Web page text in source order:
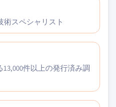
スペシャリスト
件以上の発行済み調